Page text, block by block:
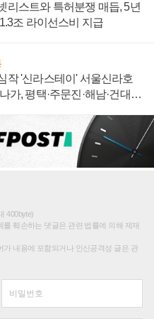
리스트와 특허분쟁 매듭, 5년
조 라이선스비 지급
작 '신라스테이' 서울신라호
가, 평택·주문진·해남·건대로
400byte)
훼손하는 댓글은 관련 법률에 의해 제재
내용에 포함되거나 인신공격성 글은 관